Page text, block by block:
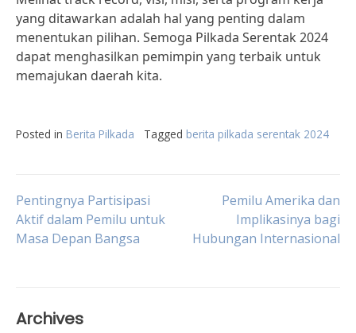
yang ditawarkan adalah hal yang penting dalam
menentukan pilihan. Semoga Pilkada Serentak 2024
dapat menghasilkan pemimpin yang terbaik untuk
memajukan daerah kita.
Posted in Berita Pilkada Tagged berita pilkada serentak 2024
Post
navigation
Pentingnya Partisipasi
Aktif dalam Pemilu untuk
Masa Depan Bangsa
Pemilu Amerika dan
Implikasinya bagi
Hubungan Internasional
Archives